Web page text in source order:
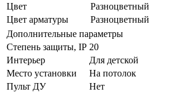
Цвет
Разноцветный
Цвет арматуры
Разноцветный
Дополнительные параметры
Степень защиты, IP 20
Интерьер
Для детской
Место установки
На потолок
Пульт ДУ
Нет